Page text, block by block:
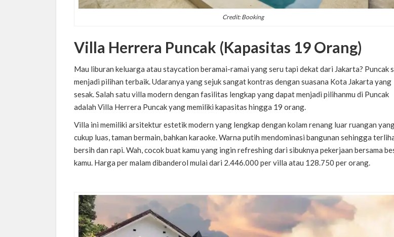
Credit: Booking
Villa Herrera Puncak (Kapasitas 19 Orang)
Mau liburan keluarga atau staycation beramai-ramai yang seru tapi dekat dari Jakarta? Puncak
menjadi pilihan terbaik. Udaranya yang sejuk sangat kontras dengan suasana Kota Jakarta yang
sesak. Salah satu villa modern dengan fasilitas lengkap yang dapat menjadi pilihanmu di Puncak
adalah Villa Herrera Puncak yang memiliki kapasitas hingga 19 orang.
Villa ini memiliki arsitektur estetik modern yang lengkap dengan kolam renang luar ruangan
cukup luas, taman bermain, bahkan karaoke. Warna putih mendominasi bangunan sehingga
bersih dan rapi. Wah, cocok buat kamu yang ingin refreshing dari sibuknya pekerjaan bersama
kamu. Harga per malam dibanderol mulai dari 2.446.000 per villa atau 128.750 per orang.